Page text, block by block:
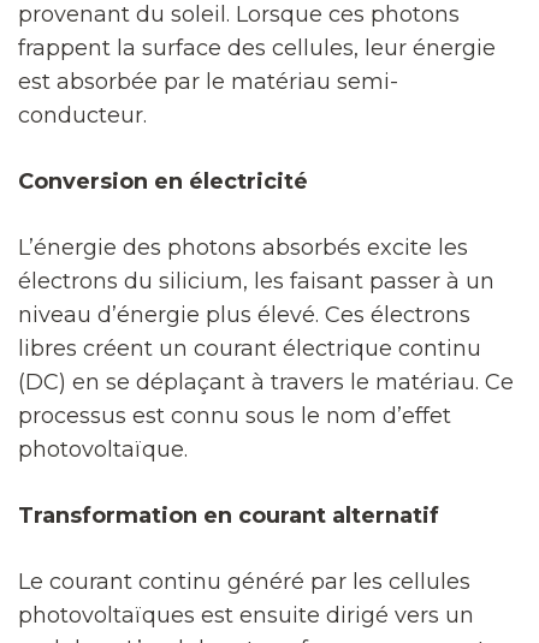
provenant du soleil. Lorsque ces photons
frappent la surface des cellules, leur énergie
est absorbée par le matériau semi-
conducteur.
Conversion en électricité
L’énergie des photons absorbés excite les
électrons du silicium, les faisant passer à un
niveau d’énergie plus élevé. Ces électrons
libres créent un courant électrique continu
(DC) en se déplaçant à travers le matériau. Ce
processus est connu sous le nom d’effet
photovoltaïque.
Transformation en courant alternatif
Le courant continu généré par les cellules
photovoltaïques est ensuite dirigé vers un